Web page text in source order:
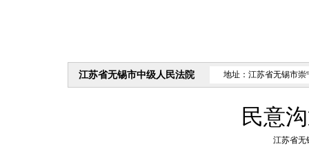
江苏省无锡市中级人民法院 地址：江苏省无锡市崇
民意
江苏省无